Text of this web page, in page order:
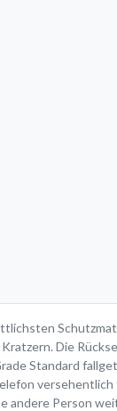
Die
Standard
versehentlich
andere Person